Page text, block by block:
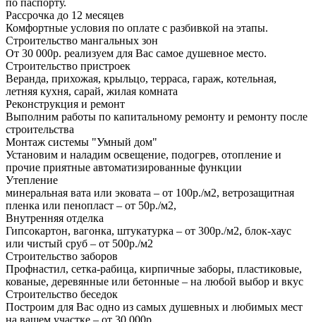
Рассрочка до 12 месяцев
Комфортные условия по оплате с разбивкой на этапы.
Строительство мангальных зон
От 30 000р. реализуем для Вас самое душевное место.
Строительство пристроек
Веранда, прихожая, крыльцо, терраса, гараж, котельная,
летняя кухня, сарай, жилая комната
Реконструкция и ремонт
Выполним работы по капитальному ремонту и ремонту после
строительства
Монтаж системы "Умный дом"
Установим и наладим освещение, подогрев, отопление и
прочие приятные автоматизированные функции
Утепление
минеральная вата или эковата – от 100р./м2, ветрозащитная
пленка или пенопласт – от 50р./м2,
Внутренняя отделка
Гипсокартон, вагонка, штукатурка – от 300р./м2, блок-хаус
или чистый сруб – от 500р./м2
Строительство заборов
Профнастил, сетка-рабица, кирпичные заборы, пластиковые,
кованые, деревянные или бетонные – на любой выбор и вкус
Строительство беседок
Построим для Вас одно из самых душевных и любимых мест
на вашем участке – от 30.000р.